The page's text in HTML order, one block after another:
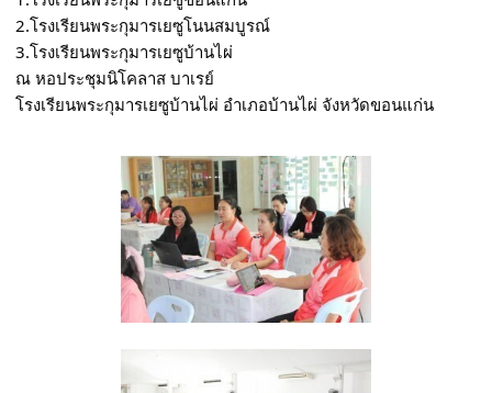
2.โรงเรียนพระกุมารเยซูโนนสมบูรณ์
3.โรงเรียนพระกุมารเยซูบ้านไผ่
ณ หอประชุมนิโคลาส บาเรย์
โรงเรียนพระกุมารเยซูบ้านไผ่ อำเภอบ้านไผ่ จังหวัดขอนแก่น